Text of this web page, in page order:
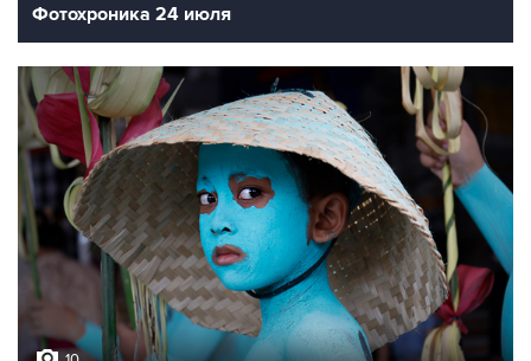
Фотохроника 24 июля